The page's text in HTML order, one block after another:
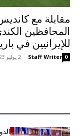
مقابلة مع
المحافظين
للإيرانيين في
Staff Writer
- 2 يوليو 2023 0